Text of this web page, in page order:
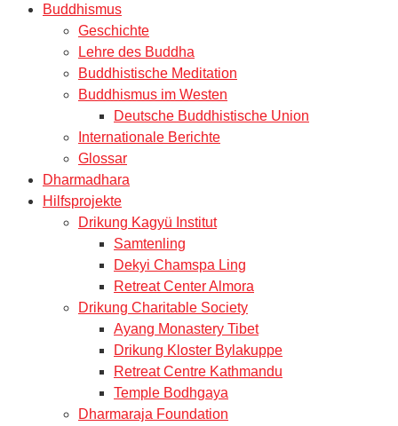
Buddhismus
Geschichte
Lehre des Buddha
Buddhistische Meditation
Buddhismus im Westen
Deutsche Buddhistische Union
Internationale Berichte
Glossar
Dharmadhara
Hilfsprojekte
Drikung Kagyü Institut
Samtenling
Dekyi Chamspa Ling
Retreat Center Almora
Drikung Charitable Society
Ayang Monastery Tibet
Drikung Kloster Bylakuppe
Retreat Centre Kathmandu
Temple Bodhgaya
Dharmaraja Foundation